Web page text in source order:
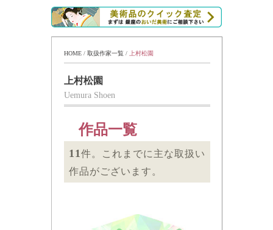
絵画など美術品の販売と買取 | 東京・銀座 おいだ美術
HOME / 取扱作家一覧 / 上村松園
上村松園
Uemura Shoen
作品一覧
11件。これまでに主な取扱い
作品がございます。